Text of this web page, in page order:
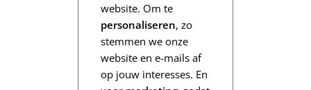
website. Om te
personaliseren, zo
stemmen we onze
website en e-mails af
op jouw interesses. En